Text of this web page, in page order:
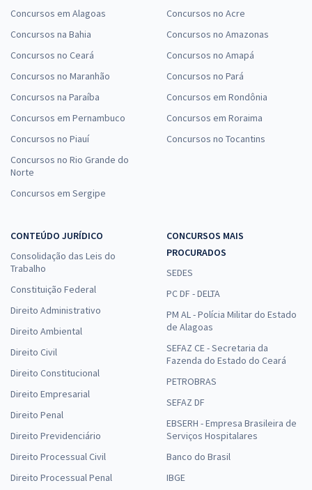
Concursos em Alagoas
Concursos na Bahia
Concursos no Ceará
Concursos no Maranhão
Concursos na Paraíba
Concursos em Pernambuco
Concursos no Piauí
Concursos no Rio Grande do
Norte
Concursos em Sergipe
Concursos no Acre
Concursos no Amazonas
Concursos no Amapá
Concursos no Pará
Concursos em Rondônia
Concursos em Roraima
Concursos no Tocantins
CONTEÚDO JURÍDICO
Consolidação das Leis do
Trabalho
Constituição Federal
Direito Administrativo
Direito Ambiental
Direito Civil
Direito Constitucional
Direito Empresarial
Direito Penal
Direito Previdenciário
Direito Processual Civil
Direito Processual Penal
CONCURSOS MAIS
PROCURADOS
SEDES
PC DF - DELTA
PM AL - Polícia Militar do Estado
de Alagoas
SEFAZ CE - Secretaria da
Fazenda do Estado do Ceará
PETROBRAS
SEFAZ DF
EBSERH - Empresa Brasileira de
Serviços Hospitalares
Banco do Brasil
IBGE